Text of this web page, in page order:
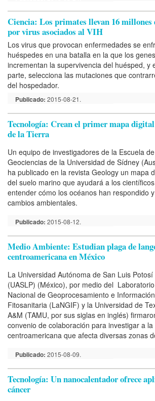
Ciencia: Los primates llevan 16 millones
por virus asociados al VIH
Los virus que provocan enfermedades se
huéspedes en una batalla en la que los
incrementan la supervivencia del huésped, y
parte, selecciona las mutaciones que
del hospedador.
Publicado: 2015-08-21.
Tecnología: Crean el primer mapa
de la Tierra
Un equipo de investigadores de la Escuela de
Geociencias de la Universidad de Sídney
ha publicado en la revista Geology un mapa
del suelo marino que ayudará a los
entender cómo los océanos han respondido
cambios ambientales.
Publicado: 2015-08-12.
Medio Ambiente: Estudian plaga de
centroamericana en México
La Universidad Autónoma de San Luis Potosí
(UASLP) (México), por medio del Laboratorio
Nacional de Geoprocesamiento e Información
Fitosanitaria (LaNGIF) y la Universidad de
A&M (TAMU, por sus siglas en inglés)
convenio de colaboración para investigar a
centroamericana que afecta diversas zonas
Publicado: 2015-08-09.
Tecnología: Un nanocalentador ofrece
cáncer